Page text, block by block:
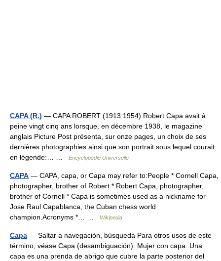
CAPA (R.) — CAPA ROBERT (1913 1954) Robert Capa avait à
peine vingt cinq ans lorsque, en décembre 1938, le magazine
anglais Picture Post présenta, sur onze pages, un choix de ses
dernières photographies ainsi que son portrait sous lequel courait
en légende:… …
Encyclopédie Universelle
CAPA — CAPA, capa, or Capa may refer to:People * Cornell Capa,
photographer, brother of Robert * Robert Capa, photographer,
brother of Cornell * Capa is sometimes used as a nickname for
Jose Raul Capablanca, the Cuban chess world
champion.Acronyms *… …
Wikipedia
Capa — Saltar a navegación, búsqueda Para otros usos de este
término, véase Capa (desambiguación). Mujer con capa. Una
capa es una prenda de abrigo que cubre la parte posterior del